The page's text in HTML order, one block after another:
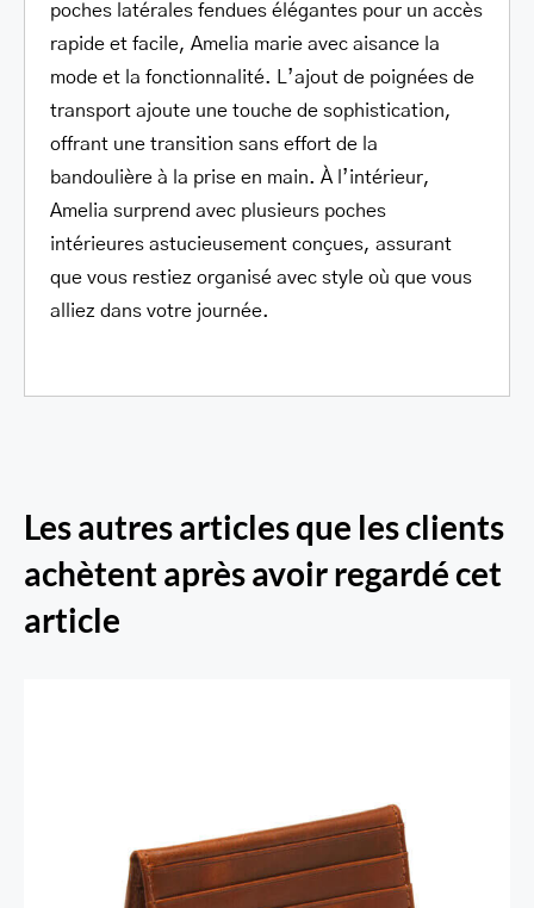
poches latérales fendues élégantes pour un accès
rapide et facile, Amelia marie avec aisance la
mode et la fonctionnalité. L’ajout de poignées de
transport ajoute une touche de sophistication,
offrant une transition sans effort de la
bandoulière à la prise en main. À l’intérieur,
Amelia surprend avec plusieurs poches
intérieures astucieusement conçues, assurant
que vous restiez organisé avec style où que vous
alliez dans votre journée.
Les autres articles que les clients
achètent après avoir regardé cet
article